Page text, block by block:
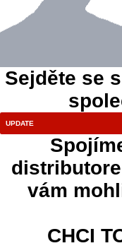
Sejděte se
vám
CHCI